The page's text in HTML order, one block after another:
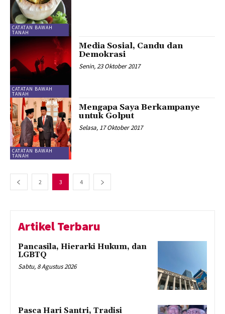
CATATAN BAWAH
TANAH
CATATAN BAWAH
TANAH
Media Sosial, Candu dan
Demokrasi
Senin, 23 Oktober 2017
CATATAN BAWAH
TANAH
Mengapa Saya Berkampanye
untuk Golput
Selasa, 17 Oktober 2017
2 3 4
Artikel Terbaru
Pancasila, Hierarki Hukum, dan
LGBTQ
Sabtu, 8 Agustus 2026
Pasca Hari Santri, Tradisi